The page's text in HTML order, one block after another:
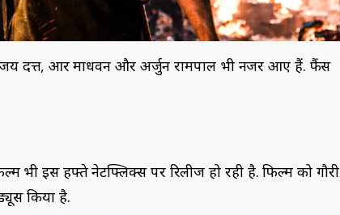
दत्त, आर माधवन और अर्जुन रामपाल भी नजर आए हैं. फैंस
भी इस हफ्ते नेटफ्लिक्स पर रिलीज हो रही है. फिल्म को गौरी
किया है.